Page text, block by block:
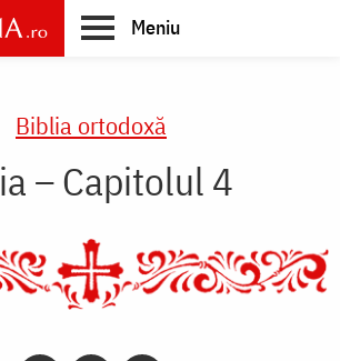
Meniu
Biblia ortodoxă
– Capitolul 4